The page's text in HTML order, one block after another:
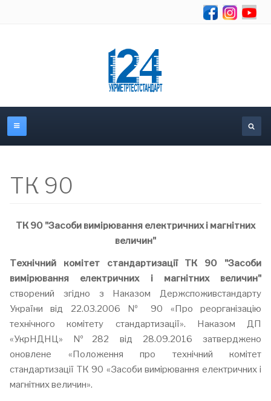
ТК 90
ТК 90 "Засоби вимірювання електричних і магнітних
величин"
Технічний комітет стандартизації ТК 90 "Засоби
вимірювання електричних і магнітних величин"
створений згідно з Наказом Держспоживстандарту
України від 22.03.2006 № 90 «Про реорганізацію
технічного комітету стандартизації». Наказом ДП
«УкрНДНЦ» №282 від 28.09.2016 затверджено
оновлене «Положення про технічний комітет
стандартизації ТК 90 «Засоби вимірювання електричних і
магнітних величин».